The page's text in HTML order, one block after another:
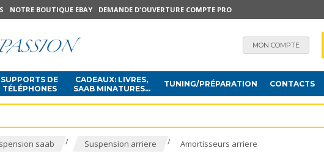
NOTRE BOUTIQUE EBAY DEMANDE D'OUVERTURE COMPTE PRO
MON COMPTE
SUPPORTS DE
TÉLÉPHONES
CADEAUX: LIVRES,
SAAB MINATURES...
TUNING/PRÉPARATION CONTACTS
saab / Suspension arriere / Amortisseurs arriere